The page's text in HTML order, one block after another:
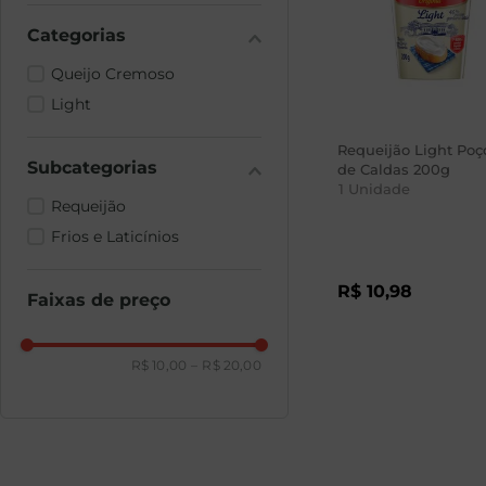
Queijo Cremoso
Light
Requeijão
Frios e Laticínios
Faixas de preço
R$ 10,00 R$ 20,00
Requeijão Light
de Caldas 200g
1 Unidade
R$ 10,98